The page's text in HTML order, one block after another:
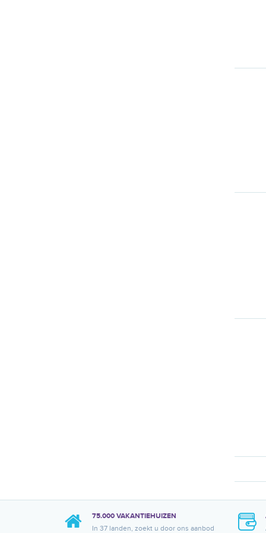
75.000 VAKANTIEHUIZEN
In 37 landen, zoekt u door ons aanbod